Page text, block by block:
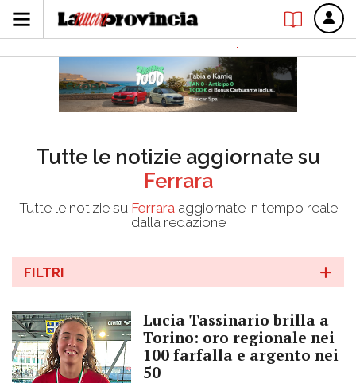
Tutte le notizie aggiornate su
Ferrara
Tutte le notizie su Ferraraaggiornate in tempo reale
dalla redazione
FILTRI
Lucia Tassinario brilla a
Torino: oro regionale nei
100 farfalla e argento nei
50